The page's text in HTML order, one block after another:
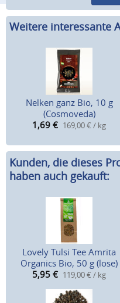
Weitere interessante
Nelken ganz Bio, 10 g
(Cosmoveda)
1,69 € 169,00 € / kg
Kunden, die dieses
haben auch gekauft:
Lovely Tulsi Tee Amrita
Organics Bio, 50 g (lose)
5,95 € 119,00 € / kg